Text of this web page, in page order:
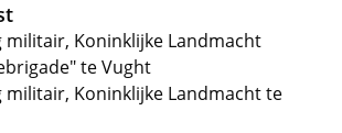
Koninklijke Landmacht
te Vught
Koninklijke Landmacht te